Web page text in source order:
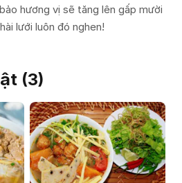
hương vị sẽ tăng lên gấp mười
lưới luôn đó nghen!
(3)